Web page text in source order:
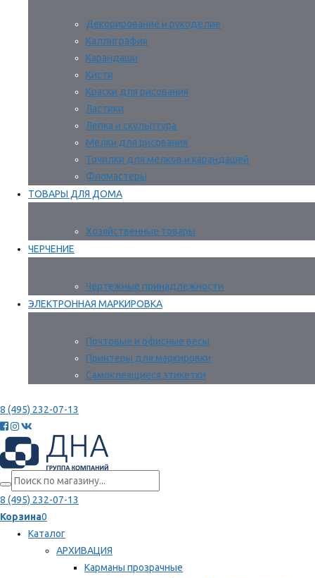
Декорирование и рукоделие
Каллиграфия
Карандаши
Кисти
Краски для рисования
Ластики
Лепка и скульптура
Мелки для рисования
Точилки для мелков и карандашей
Фломастеры
ТОВАРЫ ДЛЯ ДОМА
Хозяйственные товары
ЧЕРЧЕНИЕ
Чертежные принадлежности
ЭЛЕКТРОННАЯ МАРКИРОВКА
Почтовые и офисные весы
Принтеры для маркировки
Самоклеящиеся этикетки
8 (495) 232-07-13
8 (495) 232-07-13
Корзина0
Каталог
АРХИВАЦИЯ
Карманы прозрачные